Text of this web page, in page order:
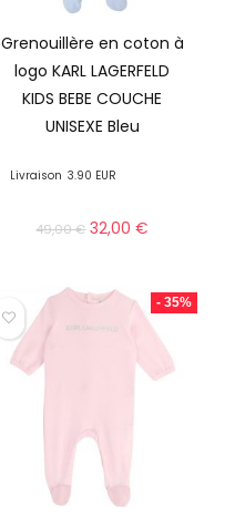
Grenouillère en coton à
logo KARL LAGERFELD
KIDS BEBE COUCHE
UNISEXE Bleu
Livraison 3.90 EUR
49,00€ 32,00€
- 35%